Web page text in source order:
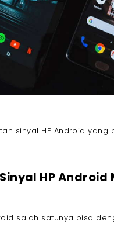
sinyal HP Android
HP
salah satunya bisa